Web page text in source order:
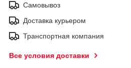
Самовывоз
Доставка курьером
Транспортная компания
Все условия доставки